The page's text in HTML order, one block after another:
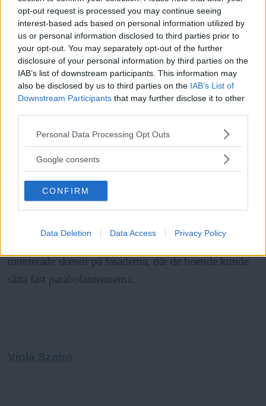
opt-out request is processed you may continue seeing
interest-based ads based on personal information utilized by
us or personal information disclosed to third parties prior to
your opt-out. You may separately opt-out of the further
disclosure of your personal information by third parties on the
IAB’s list of downstream participants. This information may
also be disclosed by us to third parties on the IAB’s List of
Downstream Participants that may further disclose it to other
Please note that this website/app uses one or more Google
not limited to your visit or usage behaviour. You may click to
use your data for below specified purposes in below Google
consent section.
Personal Data Processing Opt Outs
Google consents
CONFIRM
Data Deletion Data Access Privacy Policy
Läs Frias efterträdare!
Syreär Sveriges enda gröna dagstidning som
finns både digitalt och i tryck.
Christopher Lovén säger att det finns uppenbara
anledningar till att folk sätter upp paraboler.
- De flesta kanaler de boende vill se erbjuds av UPC.
Men förmodligen kostar det inget att se på dem via
parabol, menar han.
ANNONS
För ett år sedan ville även hyresvärden
Markarydsbostäder vräka boende med parabolantenner
i Vårby gård. Efter att tvisten uppmärksammats i
media valde värden i stället att hjälpa hyresgästerna att
monterade skenor på fasaderna, där de boende kunde
sätta fast parabolantennerna.
Viola Szabo